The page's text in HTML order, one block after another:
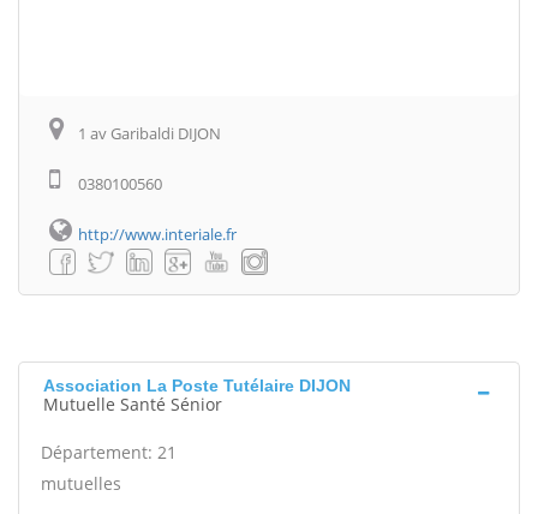
1 av Garibaldi DIJON
0380100560
http://www.interiale.fr
Association La Poste Tutélaire DIJON
Mutuelle Santé Sénior
Département: 21
mutuelles